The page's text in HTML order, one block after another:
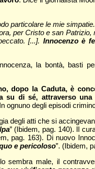
particolare le mie
per Cristo e san
[...]. Innocenzo è
la bontà, basti
dopo la Caduta, è
su di sé, attraverso
ognuno degli episodi
degli atti che si
” (Ibidem, pag. 140). Il
pag. 163). Di nuovo
e pericoloso”. (Ibidem,
sembra male, il